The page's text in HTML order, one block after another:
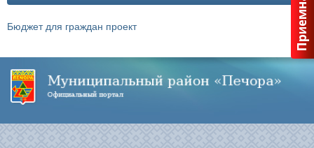
Бюджет для граждан проект